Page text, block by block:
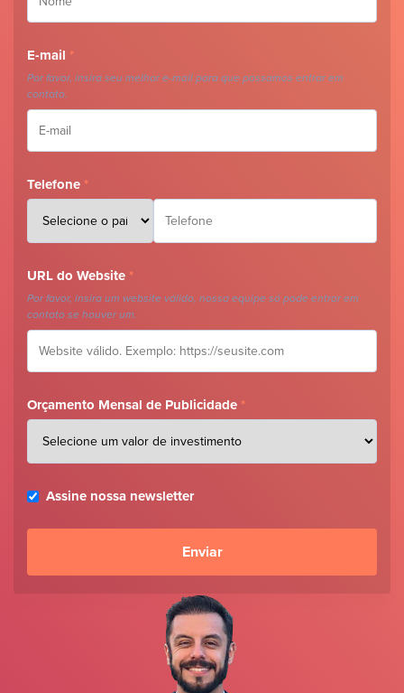
E-mail *
Por favor, insira seu melhor e-mail para que possamos entrar em
contato.
Telefone *
URL do Website *
Por favor, insira um website válido, nossa equipe só pode entrar em
contato se houver um.
Orçamento Mensal de Publicidade *
Assine nossa newsletter